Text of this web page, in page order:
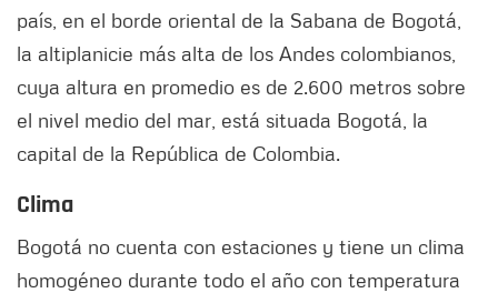
país, en el borde oriental de la Sabana de Bogotá,
la altiplanicie más alta de los Andes colombianos,
cuya altura en promedio es de 2.600 metros sobre
el nivel medio del mar, está situada Bogotá, la
capital de la República de Colombia.
Clima
Bogotá no cuenta con estaciones y tiene un clima
homogéneo durante todo el año con temperatura